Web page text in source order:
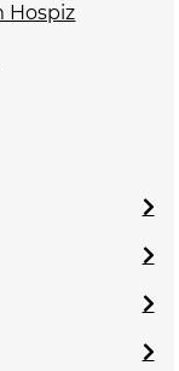
Hospiz